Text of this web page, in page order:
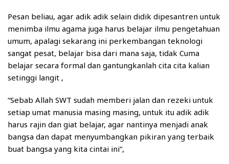
Pesan beliau, agar adik adik selain didik dipesantren untuk
menimba ilmu agama juga harus belajar ilmu pengetahuan
umum, apalagi sekarang ini perkembangan teknologi
sangat pesat, belajar bisa dari mana saja, tidak Cuma
belajar secara formal dan gantungkanlah cita cita kalian
setinggi langit ,
“Sebab Allah SWT sudah memberi jalan dan rezeki untuk
setiap umat manusia masing masing, untuk itu adik adik
harus rajin dan giat belajar, agar nantinya menjadi anak
bangsa dan dapat menyumbangkan pikiran yang terbaik
buat bangsa yang kita cintai ini“,